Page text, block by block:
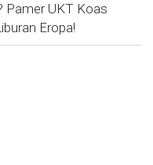
Pamer UKT Koas
Eropa!